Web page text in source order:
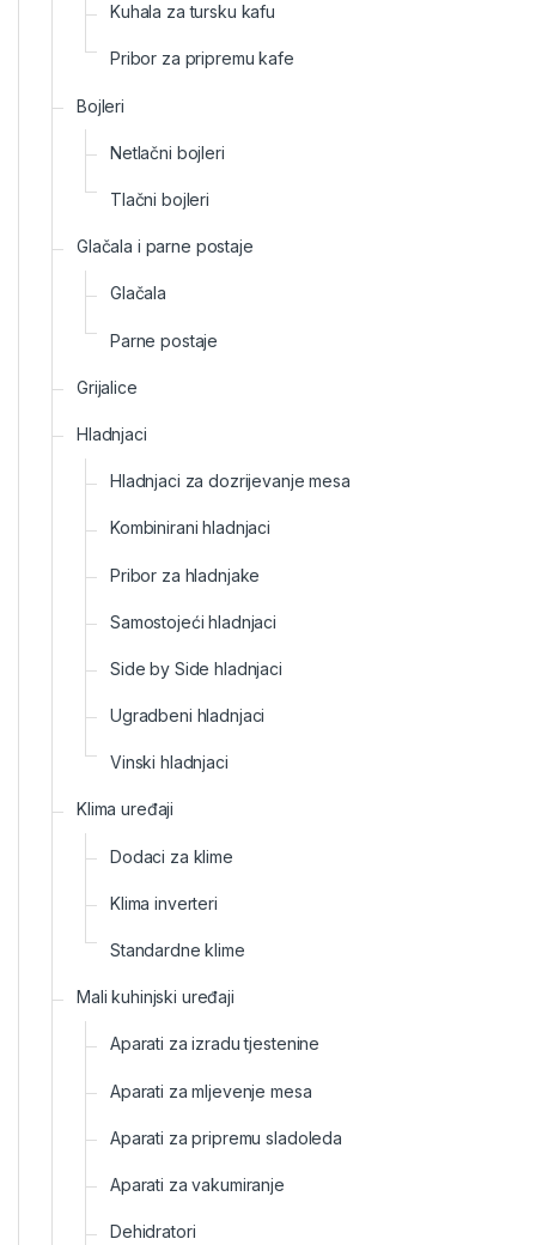
Kuhala za tursku kafu
Pribor za pripremu kafe
Bojleri
Netlačni bojleri
Tlačni bojleri
Glačala i parne postaje
Glačala
Parne postaje
Grijalice
Hladnjaci
Hladnjaci za dozrijevanje mesa
Kombinirani hladnjaci
Pribor za hladnjake
Samostojeći hladnjaci
Side by Side hladnjaci
Ugradbeni hladnjaci
Vinski hladnjaci
Klima uređaji
Dodaci za klime
Klima inverteri
Standardne klime
Mali kuhinjski uređaji
Aparati za izradu tjestenine
Aparati za mljevenje mesa
Aparati za pripremu sladoleda
Aparati za vakumiranje
Dehidratori